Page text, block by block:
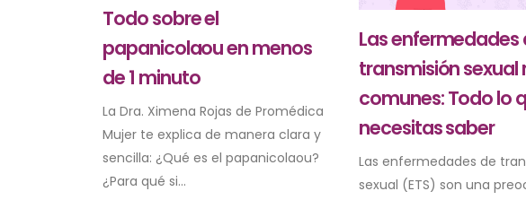
Todo sobre el
papanicolaou en menos
de 1 minuto
La Dra. Ximena Rojas de Promédica
Mujer te explica de manera clara y
sencilla: ¿Qué es el papanicolaou?
¿Para qué si...
Las enfermedades
transmisión sexual
comunes: Todo lo
necesitas saber
Las enfermedades de
sexual (ETS) son una